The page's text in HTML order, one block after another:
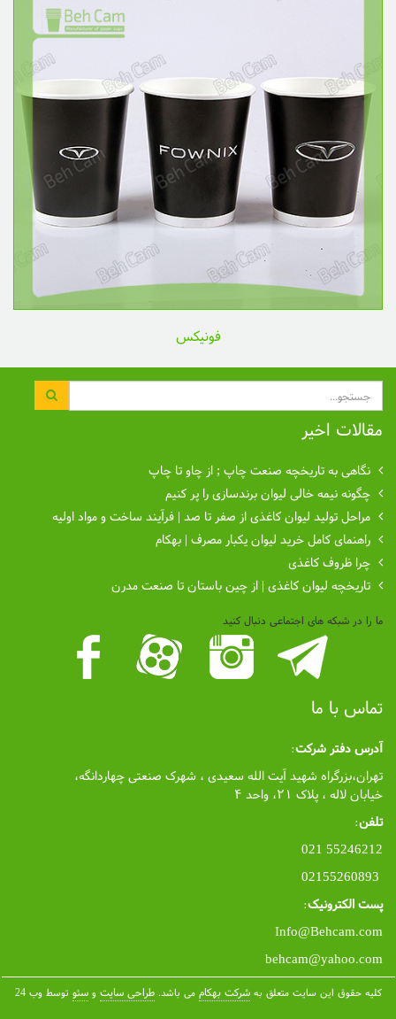
فونیکس
مقالات اخیر
نگاهی به تاریخچه صنعت چاپ ; از چاو تا چاپ
چگونه نیمه خالی لیوان برندسازی را پر کنیم
مراحل تولید لیوان کاغذی از صفر تا صد | فرآیند ساخت و مواد اولیه
راهنمای کامل خرید لیوان یکبار مصرف | بهکام
چرا ظروف کاغذی
تاریخچه لیوان کاغذی | از چین باستان تا صنعت مدرن
ما را در شبکه های اجتماعی دنبال کنید
تماس با ما
آدرس دفتر شرکت:
تهران،بزرگراه شهید آیت الله سعیدی ، شهرک صنعتی چهاردانگه،
خیابان لاله ، پلاک ۲۱، واحد ۴
تلفن:
55246212 021
پست الکترونیک:
Info@Behcam.com
behcam@yahoo.com
کلیه حقوق این سایت متعلق بهشرکت بهکام می باشد.طراحی سایت وسئو توسط وب 24